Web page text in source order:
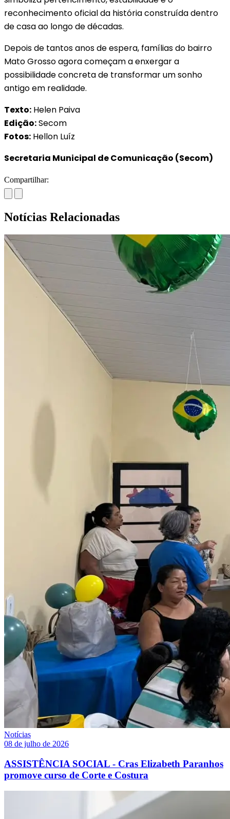
reconhecimento oficial da história construída dentro
de casa ao longo de décadas.
Depois de tantos anos de espera, famílias do bairro
Mato Grosso agora começam a enxergar a
possibilidade concreta de transformar um sonho
antigo em realidade.
Texto: Helen Paiva
Edição:Secom
Fotos: Hellon Luíz
Secretaria Municipal de Comunicação (Secom)
Compartilhar:
Notícias Relacionadas
Notícias
08 de julho de 2026
ASSISTÊNCIA SOCIAL - Cras Elizabeth Paranhos
promove curso de Corte e Costura